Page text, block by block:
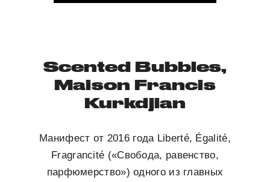
Scented Bubbles,
Maison Francis
Kurkdjian
Манифест от 2016 года Liberté, Égalité,
Fragrancité («Свобода, равенство,
парфюмерство») одного из главных